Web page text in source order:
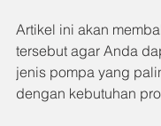
Artikel ini akan
tersebut agar Anda
jenis pompa yang
dengan kebutuhan